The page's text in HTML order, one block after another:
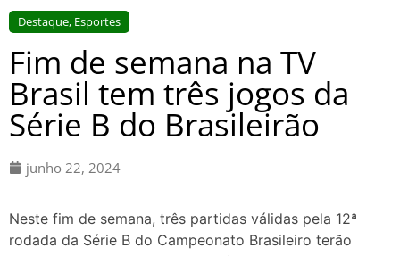
Destaque, Esportes
Fim de semana na TV
Brasil tem três jogos da
Série B do Brasileirão
junho 22, 2024
Neste fim de semana, três partidas válidas pela 12ª
rodada da Série B do Campeonato Brasileiro terão